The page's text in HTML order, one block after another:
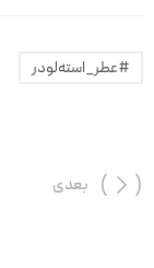
#عطر_استه‌لودر
بعدی